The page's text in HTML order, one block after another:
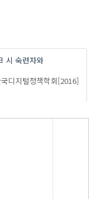
시 숙련자와
디지털정책학회[2016]